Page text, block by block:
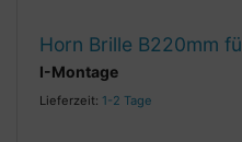
Horn Brille B220mm
I-Montage
Lieferzeit: 1-2 Tage